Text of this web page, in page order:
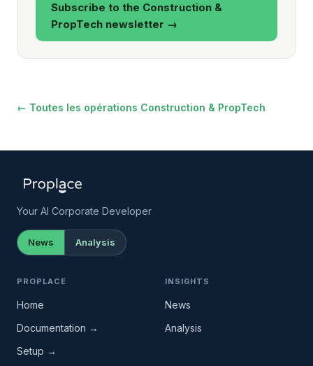
Subscribe to the Construction &
PropTech newsletter →
← Toutes les opérations Construction & PropTech
Your AI Corporate Developer
News Analysis
PROPLACE
Home
Documentation →
Setup →
INSIGHTS
News
Analysis